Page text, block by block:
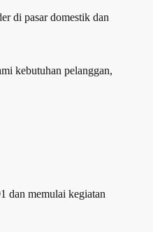
di pasar domestik dan
kebutuhan pelanggan,
dan memulai kegiatan